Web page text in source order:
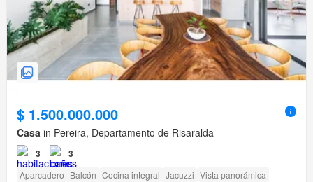
$ 1.500.000.000
Casa in Pereira, Departamento de Risaralda
3 3
Aparcadero Balcón Cocina integral Jacuzzi Vista panorámica